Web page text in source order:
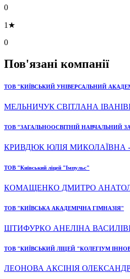
0
1★
0
Пов'язані компанії
ТОВ "КИЇВСЬКИЙ УНІВЕРСАЛЬНИЙ
МЕЛЬНИЧУК СВІТЛАНА
ТОВ "ЗАГАЛЬНООСВІТНІЙ НАВЧАЛЬНИЙ
КРИВДЮК ЮЛІЯ МИКОЛАЇВНА -
ТОВ "Київський ліцей "Імпульс"
КОМАЩЕНКО ДМИТРО
ТОВ "КИЇВСЬКА АКАДЕМІЧНА ГІМНАЗІЯ"
ШТИФУРКО АНЕЛІНА
ТОВ "КИЇВСЬКИЙ ЛІЦЕЙ "КОЛЕГІУМ
ЛЕОНОВА АКСІНІЯ